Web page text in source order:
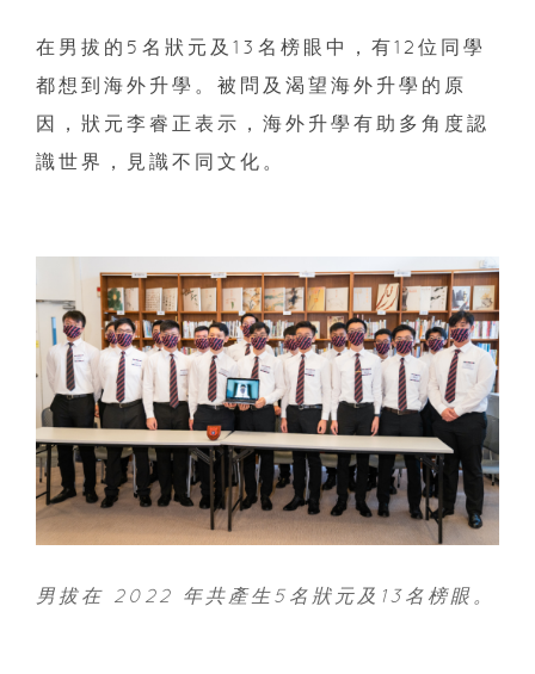
在男拔的5名狀元及13名榜眼中，有12位同學
都想到海外升學。被問及渴望海外升學的原
因，狀元李睿正表示，海外升學有助多角度認
識世界，見識不同文化。
男拔在 2022 年共產生5名狀元及13名榜眼。